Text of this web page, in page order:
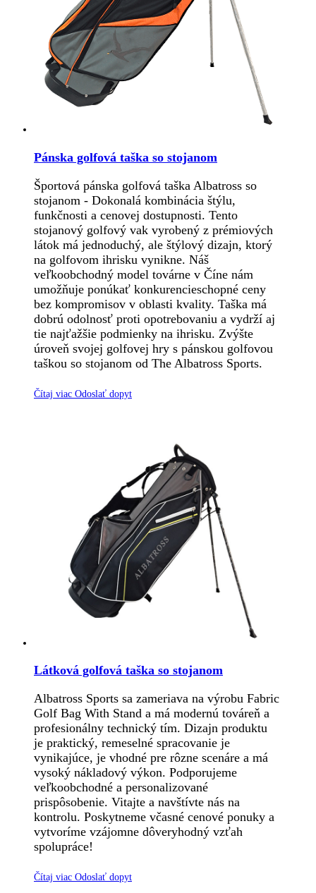
Pánska golfová taška so stojanom
Športová pánska golfová taška Albatross so
stojanom - Dokonalá kombinácia štýlu,
funkčnosti a cenovej dostupnosti. Tento
stojanový golfový vak vyrobený z prémiových
látok má jednoduchý, ale štýlový dizajn, ktorý
na golfovom ihrisku vynikne. Náš
veľkoobchodný model továrne v Číne nám
umožňuje ponúkať konkurencieschopné ceny
bez kompromisov v oblasti kvality. Taška má
dobrú odolnosť proti opotrebovaniu a vydrží aj
tie najťažšie podmienky na ihrisku. Zvýšte
úroveň svojej golfovej hry s pánskou golfovou
taškou so stojanom od The Albatross Sports.
Čítaj viac Odoslať dopyt
Látková golfová taška so stojanom
Albatross Sports sa zameriava na výrobu Fabric
Golf Bag With Stand a má modernú továreň a
profesionálny technický tím. Dizajn produktu
je praktický, remeselné spracovanie je
vynikajúce, je vhodné pre rôzne scenáre a má
vysoký nákladový výkon. Podporujeme
veľkoobchodné a personalizované
prispôsobenie. Vitajte a navštívte nás na
kontrolu. Poskytneme včasné cenové ponuky a
vytvoríme vzájomne dôveryhodný vzťah
spolupráce!
Čítaj viac Odoslať dopyt